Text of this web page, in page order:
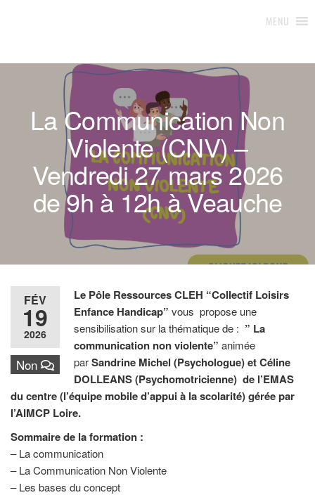
Pôle d'appui et ressources
MENU
La Communication Non
Violente (CNV) –
Vendredi 27 mars 2026
de 9h à 12h à Veauche
FÉV
19
2026
Non
Le Pôle Ressources CLEH “Collectif Loisirs
Enfance Handicap” vous propose une
sensibilisation sur la thématique de : ” La
communication non violente” animée
parSandrine Michel (Psychologue) et Céline
DOLLEANS (Psychomotricienne) de l’EMAS
du centre (l’équipe mobile d’appui à la scolarité) gérée par
l’AIMCP Loire.
Sommaire de la formation :
– La communication
– La Communication Non Violente
– Les bases du concept